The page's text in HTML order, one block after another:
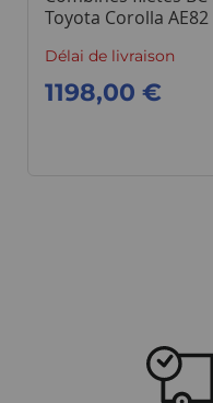
Toyota Corolla AE82
Délai de livraison
1198,00 €